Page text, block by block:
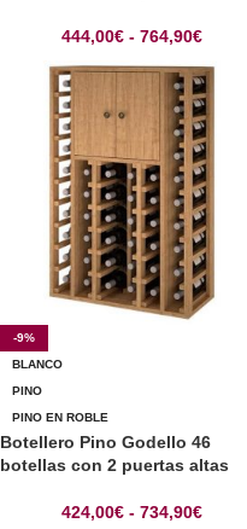
444,00€ - 764,90€
-9%
BLANCO
PINO
PINO EN ROBLE
Botellero Pino Godello 46
botellas con 2 puertas altas
424,00€ - 734,90€